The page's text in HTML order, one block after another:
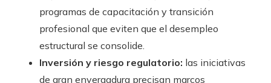
programas de capacitación y transición
profesional que eviten que el desempleo
estructural se consolide.
Inversión y riesgo regulatorio: las iniciativas
de gran envergadura precisan marcos